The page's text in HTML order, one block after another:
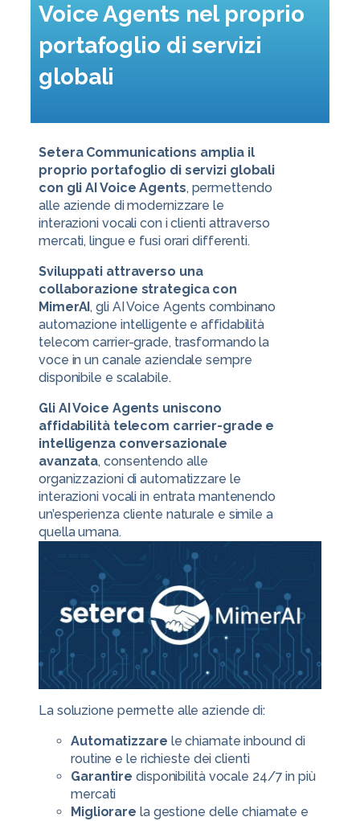
Voice Agents nel proprio
portafoglio di servizi
globali
Setera Communications amplia il
proprio portafoglio di servizi globali
con gli AI Voice Agents, permettendo
alle aziende di modernizzare le
interazioni vocali con i clienti attraverso
mercati, lingue e fusi orari differenti.
Sviluppati attraverso una
collaborazione strategica con
MimerAI, gli AI Voice Agents combinano
automazione intelligente e affidabilità
telecom carrier-grade, trasformando la
voce in un canale aziendale sempre
disponibile e scalabile.
Gli AI Voice Agents uniscono
affidabilità telecom carrier-grade e
intelligenza conversazionale
avanzata, consentendo alle
organizzazioni di automatizzare le
interazioni vocali in entrata mantenendo
un’esperienza cliente naturale e simile a
quella umana.
La soluzione permette alle aziende di:
Automatizzare le chiamate inbound di
routine e le richieste dei clienti
Garantire disponibilità vocale 24/7 in più
mercati
Migliorare la gestione delle chiamate e